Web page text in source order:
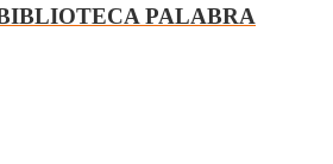
PALABRA